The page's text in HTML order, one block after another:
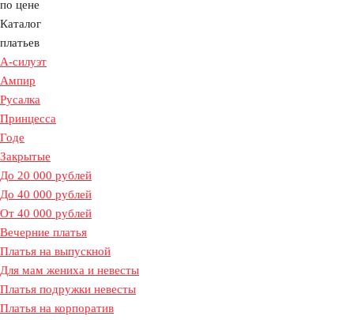
по цене
Каталог
платьев
А-силуэт
Ампир
Русалка
Принцесса
Годе
Закрытые
До 20 000 рублей
До 40 000 рублей
От 40 000 рублей
Вечерние платья
Платья на выпускной
Для мам жениха и невесты
Платья подружки невесты
Платья на корпоратив